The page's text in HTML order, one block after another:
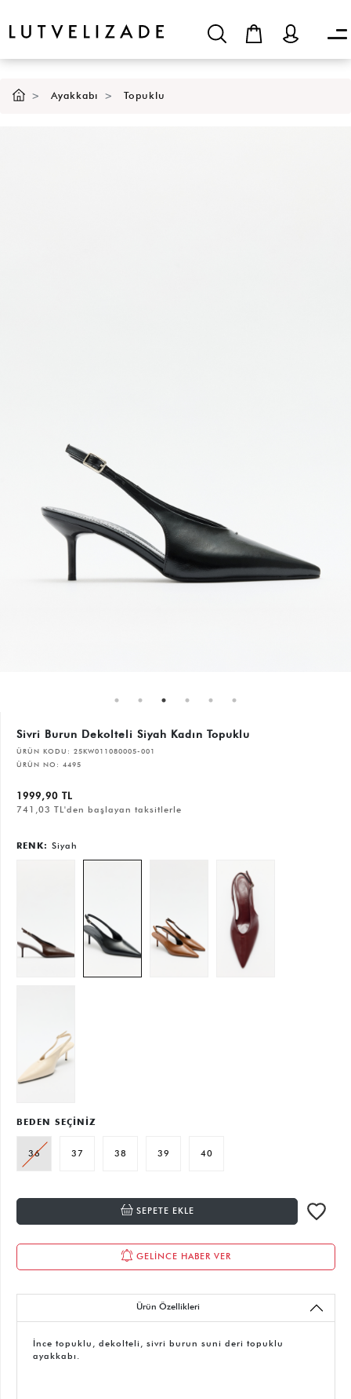
Ayakkabı Topuklu
Sivri Burun Dekolteli Siyah Kadın Topuklu
ÜRÜN KODU: 25KW011080005-001
ÜRÜN NO: 4495
1999,90 TL
741,03 TL'den başlayan taksitlerle
RENK: Siyah
BEDEN SEÇİNİZ
36 37 38 39 40
SEPETE EKLE
GELİNCE HABER VER
Ürün Özellikleri
İnce topuklu, dekolteli, sivri burun suni deri topuklu
ayakkabı.